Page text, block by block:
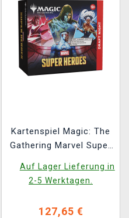
Kartenspiel Magic: The
Gathering Marvel Super
Auf Lager Lieferung in
2-5 Werktagen.
127,65 €